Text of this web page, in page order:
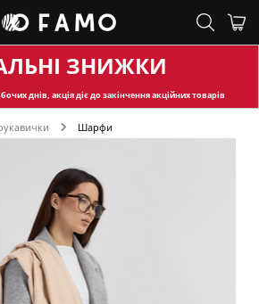
ЗНИЖКИ
днів, акція діє до закінчення акційних товарів
Шарфи